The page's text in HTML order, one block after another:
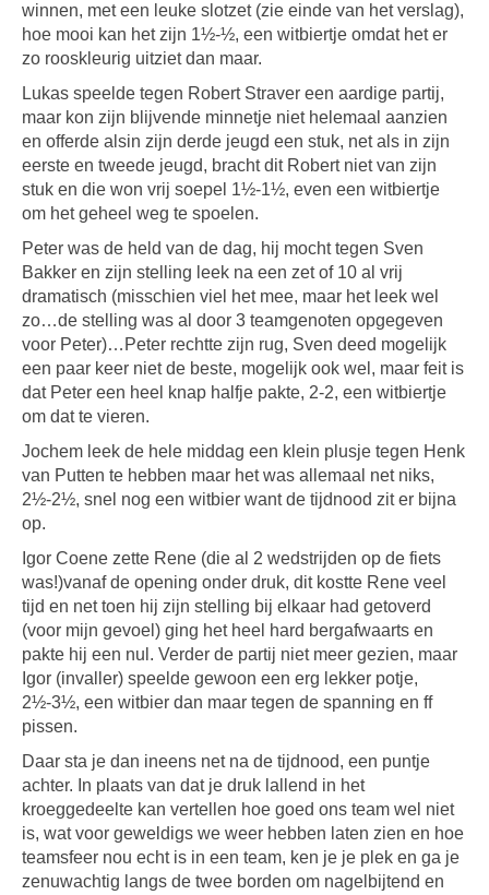
winnen, met een leuke slotzet (zie einde van het verslag),
hoe mooi kan het zijn 1½-½, een witbiertje omdat het er
zo rooskleurig uitziet dan maar.
Lukas speelde tegen Robert Straver een aardige partij,
maar kon zijn blijvende minnetje niet helemaal aanzien
en offerde alsin zijn derde jeugd een stuk, net als in zijn
eerste en tweede jeugd, bracht dit Robert niet van zijn
stuk en die won vrij soepel 1½-1½, even een witbiertje
om het geheel weg te spoelen.
Peter was de held van de dag, hij mocht tegen Sven
Bakker en zijn stelling leek na een zet of 10 al vrij
dramatisch (misschien viel het mee, maar het leek wel
zo…de stelling was al door 3 teamgenoten opgegeven
voor Peter)…Peter rechtte zijn rug, Sven deed mogelijk
een paar keer niet de beste, mogelijk ook wel, maar feit is
dat Peter een heel knap halfje pakte, 2-2, een witbiertje
om dat te vieren.
Jochem leek de hele middag een klein plusje tegen Henk
van Putten te hebben maar het was allemaal net niks,
2½-2½, snel nog een witbier want de tijdnood zit er bijna
op.
Igor Coene zette Rene (die al 2 wedstrijden op de fiets
was!)vanaf de opening onder druk, dit kostte Rene veel
tijd en net toen hij zijn stelling bij elkaar had getoverd
(voor mijn gevoel) ging het heel hard bergafwaarts en
pakte hij een nul. Verder de partij niet meer gezien, maar
Igor (invaller) speelde gewoon een erg lekker potje,
2½-3½, een witbier dan maar tegen de spanning en ff
pissen.
Daar sta je dan ineens net na de tijdnood, een puntje
achter. In plaats van dat je druk lallend in het
kroeggedeelte kan vertellen hoe goed ons team wel niet
is, wat voor geweldigs we weer hebben laten zien en hoe
teamsfeer nou echt is in een team, ken je je plek en ga je
zenuwachtig langs de twee borden om nagelbijtend en